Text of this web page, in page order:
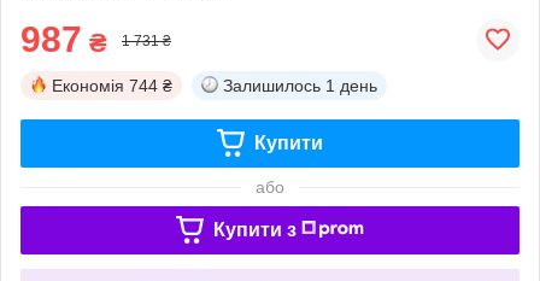
987 ₴ 1 731 ₴
Економія 744 ₴ Залишилось 1 день
Купити
або
Купити з